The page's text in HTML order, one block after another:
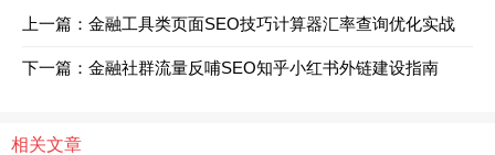
上一篇：金融工具类页面SEO技巧计算器汇率查询优化实战
下一篇：金融社群流量反哺SEO知乎小红书外链建设指南
相关文章